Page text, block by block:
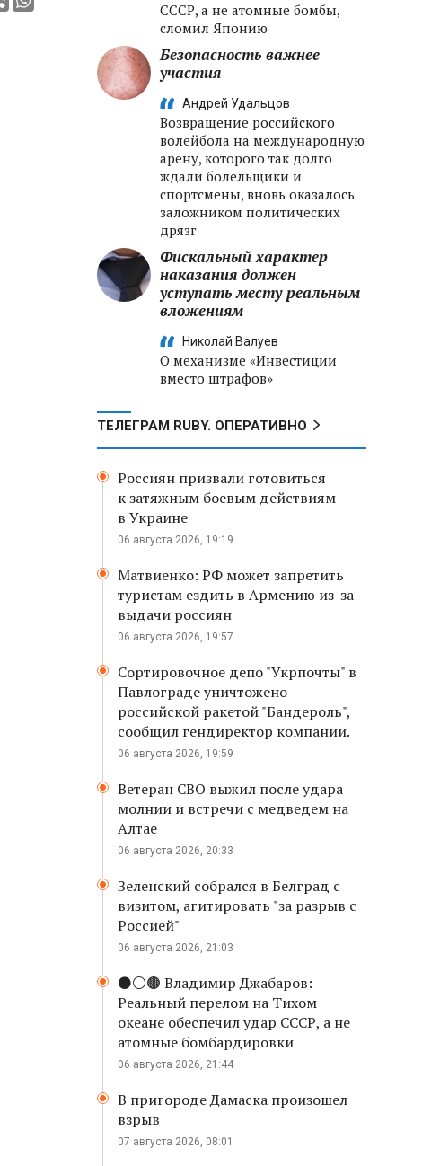
СССР, а не атомные бомбы,
сломил Японию
Безопасность важнее
участия
Андрей Удальцов
Возвращение российского
волейбола на международную
арену, которого так долго
ждали болельщики и
спортсмены, вновь оказалось
заложником политических
дрязг
Фискальный характер
наказания должен
уступать месту реальным
вложениям
Николай Валуев
О механизме «Инвестиции
вместо штрафов»
ТЕЛЕГРАМ RUBY. ОПЕРАТИВНО
Россиян призвали готовиться
к затяжным боевым действиям
в Украине
06 августа 2026, 19:19
Матвиенко: РФ может запретить
туристам ездить в Армению из-за
выдачи россиян
06 августа 2026, 19:57
Сортировочное депо "Укрпочты" в
Павлограде уничтожено
российской ракетой "Бандероль",
сообщил гендиректор компании.
06 августа 2026, 19:59
Ветеран СВО выжил после удара
молнии и встречи с медведем на
Алтае
06 августа 2026, 20:33
Зеленский собрался в Белград с
визитом, агитировать "за разрыв с
Россией"
06 августа 2026, 21:03
⚫️⚪️🟤 Владимир Джабаров:
Реальный перелом на Тихом
океане обеспечил удар СССР, а не
атомные бомбардировки
06 августа 2026, 21:44
В пригороде Дамаска произошел
взрыв
07 августа 2026, 08:01